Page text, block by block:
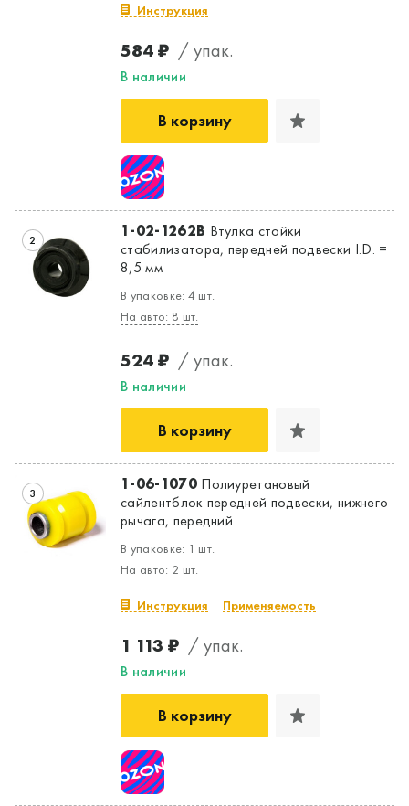
Да, верно
Инструкция
584 ₽ / упак.
В наличии
В корзину
2 1-02-1262B Втулка стойки
стабилизатора, передней подвески I.D. =
8,5 мм
В упаковке: 4 шт.
На авто: 8 шт.
524 ₽ / упак.
В наличии
В корзину
3 1-06-1070Полиуретановый
сайлентблок передней подвески, нижнего
рычага, передний
В упаковке: 1 шт.
На авто: 2 шт.
Инструкция Применяемость
1 113 ₽ / упак.
В наличии
В корзину